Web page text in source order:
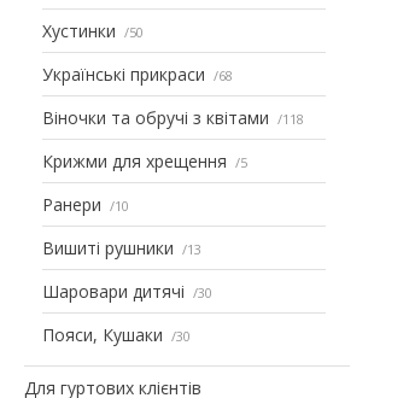
Хустинки 50
Українські прикраси 68
Віночки та обручі з квітами 118
Крижми для хрещення 5
Ранери 10
Вишиті рушники 13
Шаровари дитячі 30
Пояси, Кушаки 30
Для гуртових клієнтів